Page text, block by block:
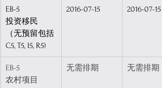
EB-5
投资移民
（无预留包括
C5, T5, I5, R5)
2016-07-15 2016-07-15
EB-5
农村项目
无需排期 无需排期